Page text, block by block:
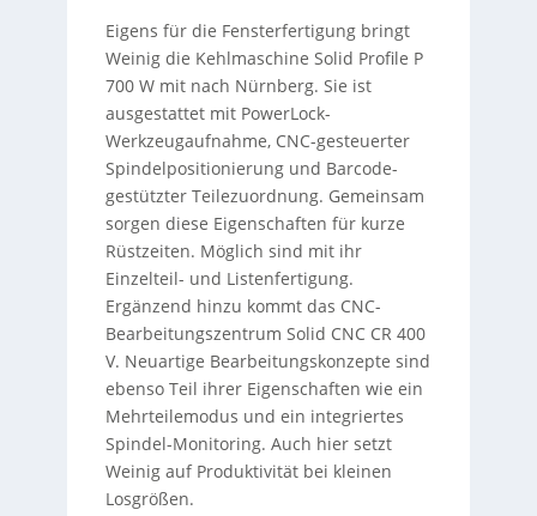
Eigens für die Fensterfertigung bringt
Weinig die Kehlmaschine Solid Profile P
700 W mit nach Nürnberg. Sie ist
ausgestattet mit PowerLock-
Werkzeugaufnahme, CNC-gesteuerter
Spindelpositionierung und Barcode-
gestützter Teilezuordnung. Gemeinsam
sorgen diese Eigenschaften für kurze
Rüstzeiten. Möglich sind mit ihr
Einzelteil- und Listenfertigung.
Ergänzend hinzu kommt das CNC-
Bearbeitungszentrum Solid CNC CR 400
V. Neuartige Bearbeitungskonzepte sind
ebenso Teil ihrer Eigenschaften wie ein
Mehrteilemodus und ein integriertes
Spindel-Monitoring. Auch hier setzt
Weinig auf Produktivität bei kleinen
Losgrößen.